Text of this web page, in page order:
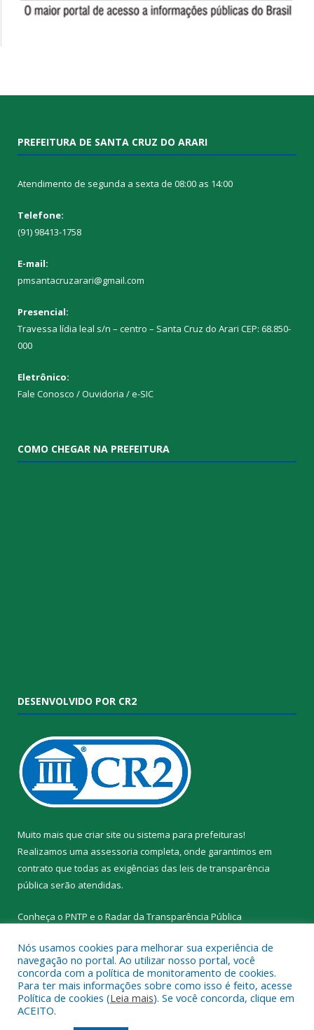
PREFEITURA DE SANTA CRUZ DO ARARI
Atendimento de segunda a sexta de 08:00 as 14:00
Telefone:
(91) 98413-1758
E-mail:
pmsantacruzarari@gmail.com
Presencial:
Travessa lídia leal s/n – centro – Santa Cruz do Arari CEP: 68.850-
000
Eletrônico:
Fale Conosco / Ouvidoria / e-SIC
COMO CHEGAR NA PREFEITURA
DESENVOLVIDO POR CR2
Muito mais que criar site ou sistema para prefeituras!
Realizamos uma assessoria completa, onde garantimos em
contrato que todas as exigências das leis de transparência
pública serão atendidas.
Conheça o PNTP e o Radar da Transparência Pública
Todos os direitos reservados a Prefeitura Municipal de Santa
Cruz do Arari.
Nós usamos cookies para melhorar sua experiência de
navegação no portal. Ao utilizar nosso portal, você
concorda com a política de monitoramento de cookies.
Para ter mais informações sobre como isso é feito, acesse
Política de cookies (Leia mais). Se você concorda, clique em
ACEITO.